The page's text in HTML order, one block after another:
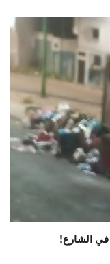
في الشارع!